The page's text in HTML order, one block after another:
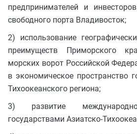
предпринимателей и
свободного порта Владивосток;
2) использование
преимуществ Приморского
морских ворот Российской
в экономическое пространство
Тихоокеанского региона;
3) развитие
государствами Азиатско-